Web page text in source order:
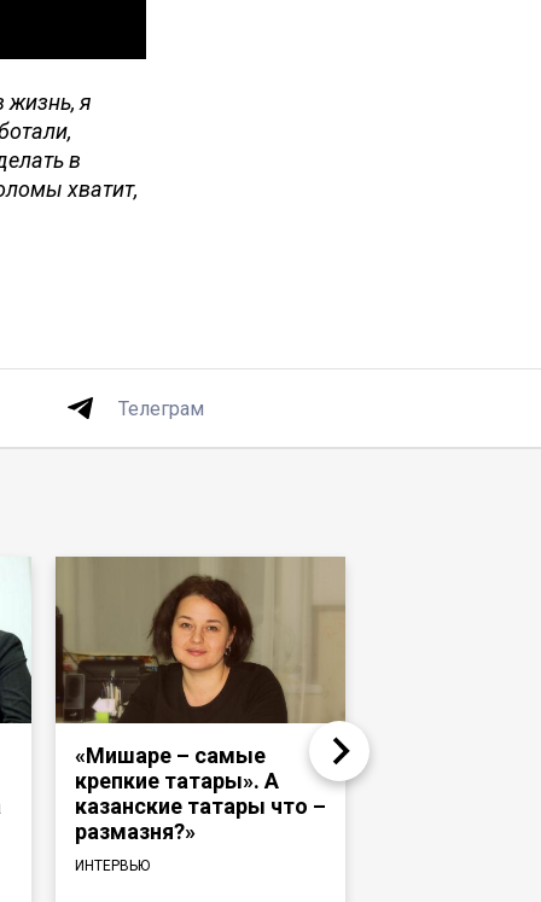
жизнь, я
в
хватит,
Телеграм
«Мишаре – самые
крепкие татары». А
казанские татары что –
размазня?»
ИНТЕРВЬЮ